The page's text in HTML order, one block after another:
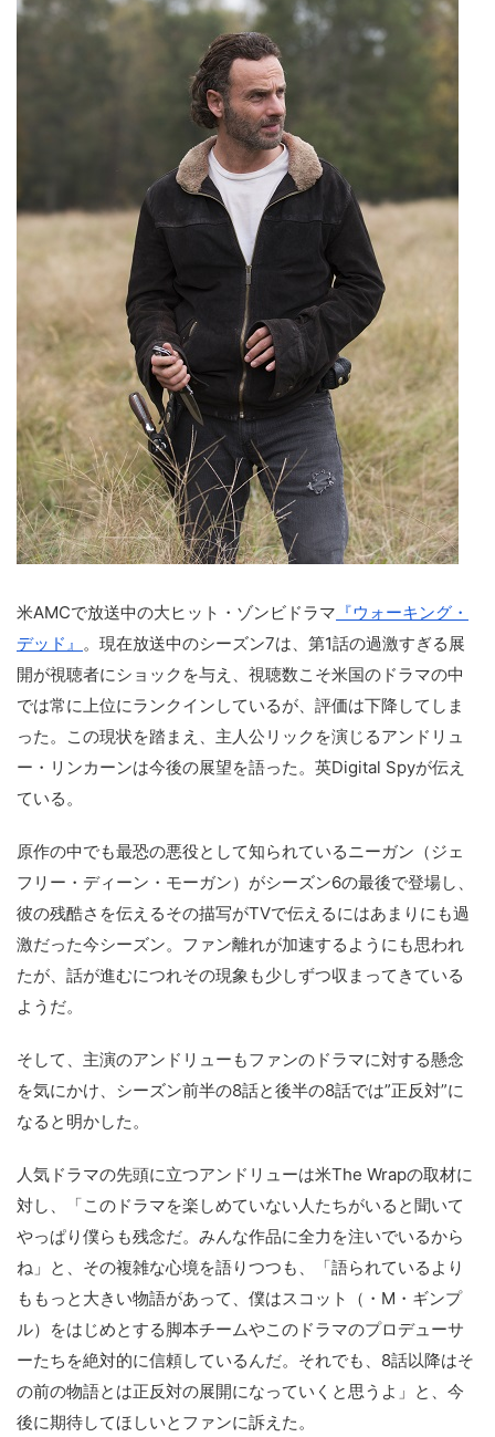
米AMCで放送中の大ヒット・ゾンビドラマ 『ウォーキング・
デッド』 。現在放送中のシーズン7は、第1話の過激すぎる展
開が視聴者にショックを与え、視聴数こそ米国のドラマの中
では常に上位にランクインしているが、評価は下降してしま
った。この現状を踏まえ、主人公リックを演じるアンドリュ
ー・リンカーンは今後の展望を語った。英Digital Spyが伝え
ている。
原作の中でも最恐の悪役として知られているニーガン（ジェ
フリー・ディーン・モーガン）がシーズン6の最後で登場し、
彼の残酷さを伝えるその描写がTVで伝えるにはあまりにも過
激だった今シーズン。ファン離れが加速するようにも思われ
たが、話が進むにつれその現象も少しずつ収まってきている
ようだ。
そして、主演のアンドリューもファンのドラマに対する懸念
を気にかけ、シーズン前半の8話と後半の8話では”正反対”に
なると明かした。
人気ドラマの先頭に立つアンドリューは米The Wrapの取材に
対し、「このドラマを楽しめていない人たちがいると聞いて
やっぱり僕らも残念だ。みんな作品に全力を注いでいるから
ね」と、その複雑な心境を語りつつも、「語られているより
ももっと大きい物語があって、僕はスコット（・M・ギンプ
ル）をはじめとする脚本チームやこのドラマのプロデューサ
ーたちを絶対的に信頼しているんだ。それでも、8話以降はそ
の前の物語とは正反対の展開になっていくと思うよ」と、今
後に期待してほしいとファンに訴えた。